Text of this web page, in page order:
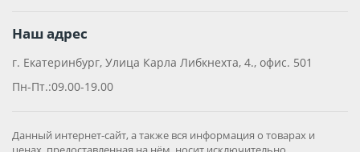
Наш адрес
г. Екатеринбург, Улица Карла Либкнехта, 4., офис. 501
Пн-Пт.:09.00-19.00
Данный интернет-сайт, а также вся информация о товарах и